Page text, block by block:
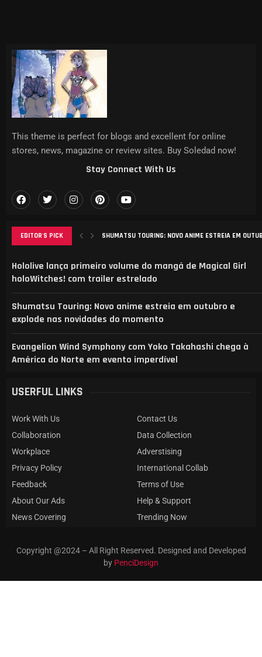
EDITOR'S PICK
Hololive lança primeiro volume do mangá de Magical Girl
holoWitches! com trailer estrelado
Shumatsu Touring: Novo anime estreia em outubro e
explode nas novidades do momento
Evangelion Wind Symphony com Yoko Takahashi chega à
América do Norte em evento imperdível
This theme is perfect for blogs and excellent for online
stores, news, magazine or review sites. Buy Soledad now!
Stay Connect With Us
USERFUL LINKS
Work With Us
Contact Us
Collaboration
Data Collection
Workplace
Adverstising
Privacy Policy
International Collab
Feedback
Terms of Use
About Our Ads
Help & Support
News Covering
Trending Now
Copyright @2024 – All Right Reserved. Designed and Developed
by PenciDesign